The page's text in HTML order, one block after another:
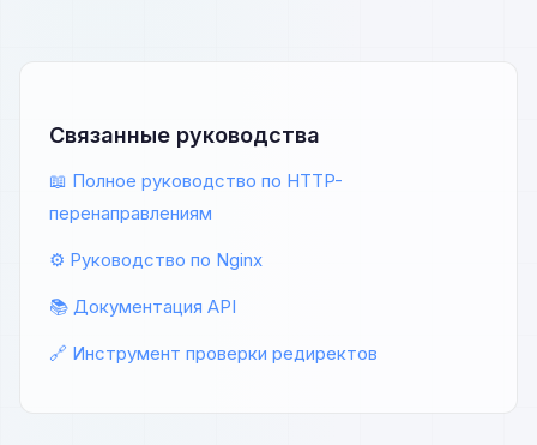
Связанные руководства
📖 Полное руководство по HTTP-
перенаправлениям
⚙️ Руководство по Nginx
📚 Документация API
🔗 Инструмент проверки редиректов